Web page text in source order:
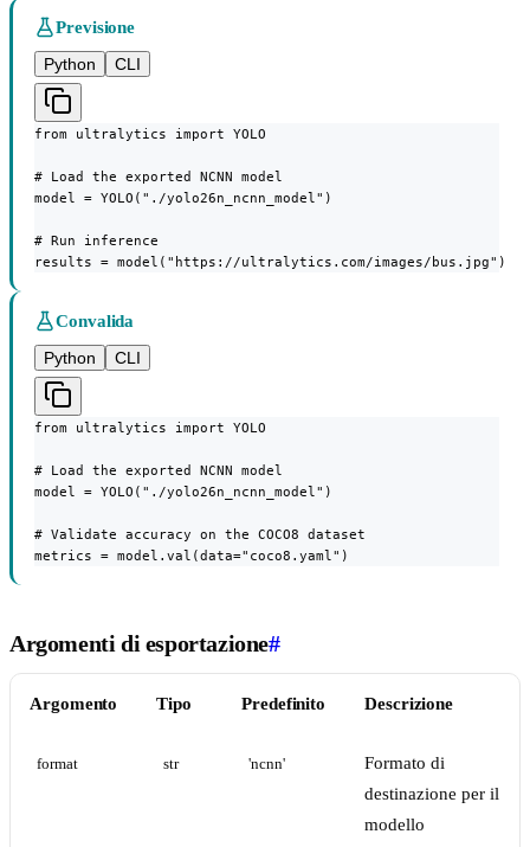
Previsione
Python
CLI
from ultralytics import YOLO
# Load the exported NCNN model
model = YOLO("./yolo26n_ncnn_model")
# Run inference
results = model("https://ultralytics.com/images/bus.jpg")
Convalida
Python
CLI
from ultralytics import YOLO
# Load the exported NCNN model
model = YOLO("./yolo26n_ncnn_model")
# Validate accuracy on the COCO8 dataset
metrics = model.val(data="coco8.yaml")
Argomenti di esportazione#
Argomento Tipo Predefinito Descrizione
format str 'ncnn'
Formato di
destinazione per il
modello